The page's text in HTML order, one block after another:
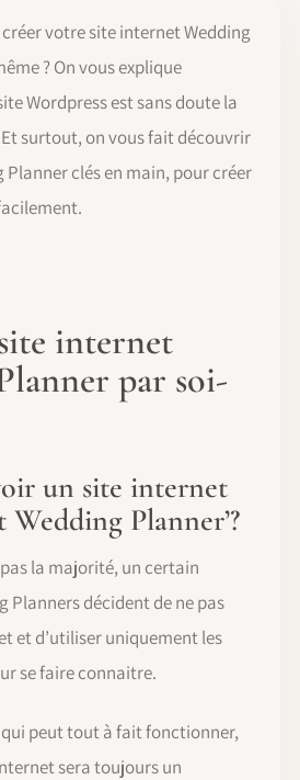
votre site internet Wedding
? On vous explique
Wordpress est sans doute la
surtout, on vous fait découvrir
Planner clés en main, pour créer
internet
par soi-
un site internet
Wedding Planner’?
la majorité, un certain
Planners décident de ne pas
et d’utiliser uniquement les
se faire connaitre.
qui peut tout à fait fonctionner,
sera toujours un